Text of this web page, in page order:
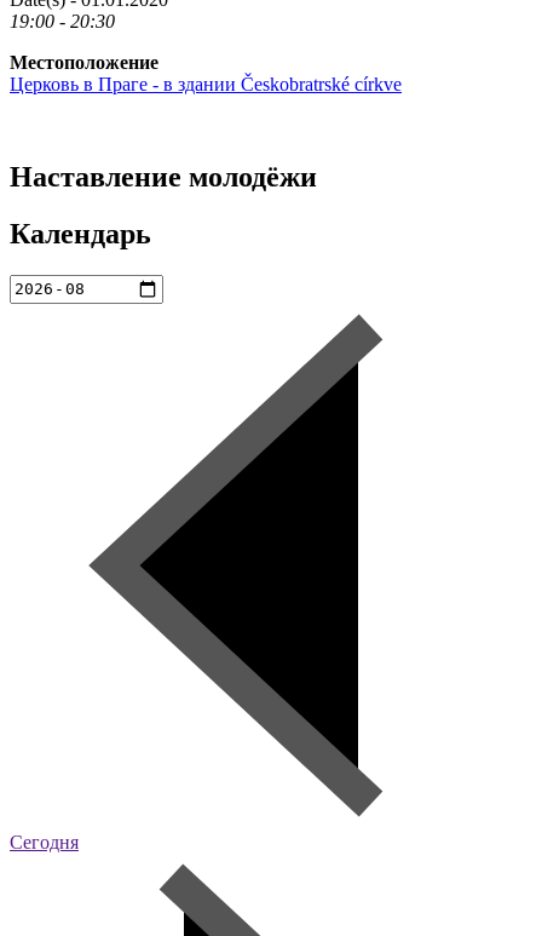
19:00 - 20:30
Местоположение
Церковь в Праге - в здании Českobratrské církve
Наставление молодёжи
Календарь
Сегодня